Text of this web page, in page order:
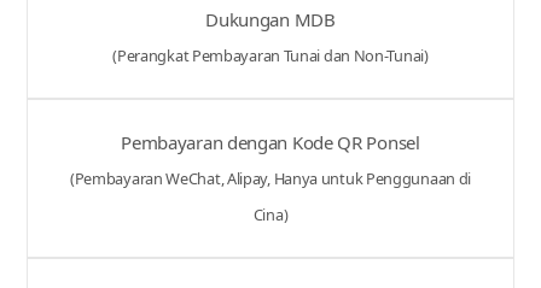
Dukungan MDB
(Perangkat Pembayaran Tunai dan Non-Tunai)
Pembayaran dengan Kode QR Ponsel
(Pembayaran WeChat, Alipay, Hanya untuk Penggunaan di
Cina)